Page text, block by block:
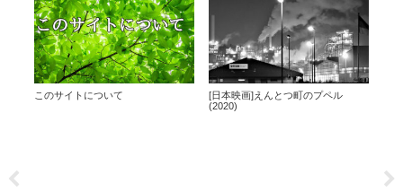
このサイトについて
[日本映画]えんとつ町のプペル
(2020)